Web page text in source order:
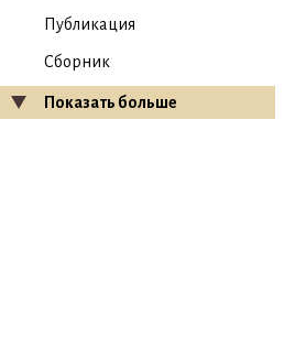
Публикация
Сборник
Показать больше